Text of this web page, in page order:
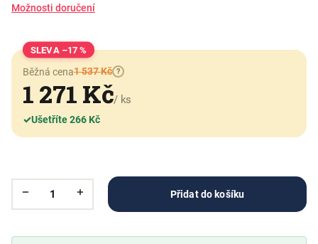
Možnosti doručení
–17 %
Běžná cena1 537 Kč ?
1 271 Kč/ ks
✓Ušetříte 266 Kč
Přidat do košíku